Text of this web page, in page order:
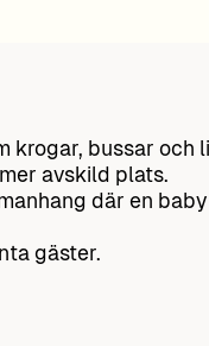
krogar, bussar och
avskild plats.
där en
gäster.